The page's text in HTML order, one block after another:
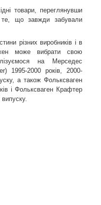
товари, переглянувши
що завжди забували
різних виробників і в
може вибрати свою
на Мерседес
1995-2000 років, 2000-
а також Фольксваген
і Фольксваген Крафтер